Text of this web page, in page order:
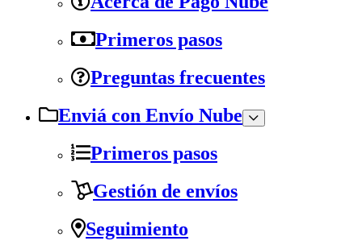
Primeros pasos
Preguntas frecuentes
Enviá con Envío Nube
Primeros pasos
Gestión de envíos
Seguimiento